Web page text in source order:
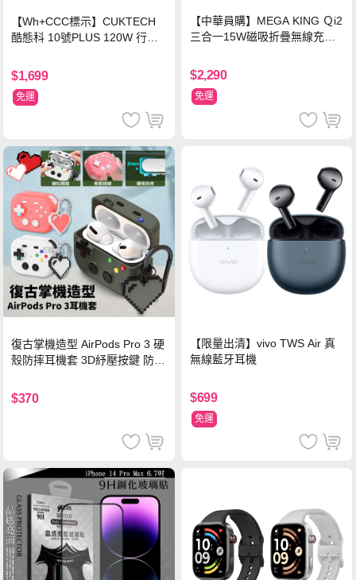
【Wh+CCC標示】CUKTECH
酷態科 10號PLUS 120W 行動
色
$1,699
免運
【中華員購】MEGA KING Ｑi2
三合一15W磁吸折疊無線充電
$2,290
免運
復古掌機造型 AirPods Pro 3 硬
殼防摔耳機套 3D紓壓按鍵 防開
$370
【限量出清】vivo TWS Air 真
無線藍牙耳機
$699
免運